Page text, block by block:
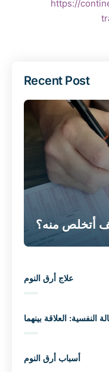
https://
Recent Post
أتخلص منه؟
علاج أرق النوم
النفسية: العلاقة بينهما
أسباب أرق النوم